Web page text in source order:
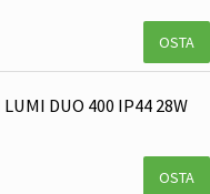
OSTA
DUO 400 IP44 28W
OSTA